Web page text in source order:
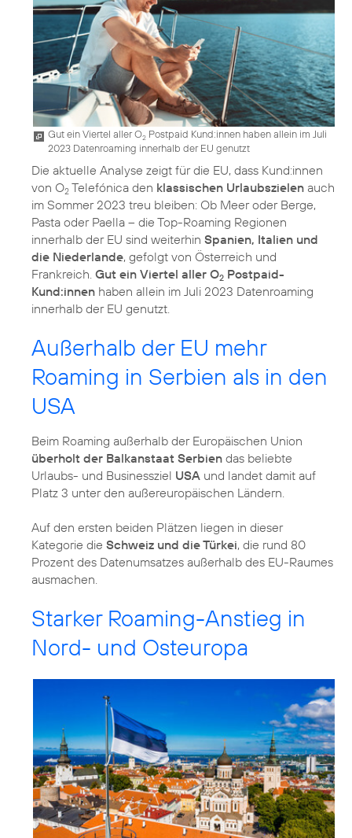
Gut ein Viertel aller O2 Postpaid Kund:innen haben allein im Juli
2023 Datenroaming innerhalb der EU genutzt
Die aktuelle Analyse zeigt für die EU, dass Kund:innen
von O2 Telefónica den klassischen Urlaubszielen auch
im Sommer 2023 treu bleiben: Ob Meer oder Berge,
Pasta oder Paella – die Top-Roaming Regionen
innerhalb der EU sind weiterhin Spanien, Italien und
die Niederlande, gefolgt von Österreich und
Frankreich. Gut ein Viertel aller O2 Postpaid-
Kund:innen haben allein im Juli 2023 Datenroaming
innerhalb der EU genutzt.
Außerhalb der EU mehr
Roaming in Serbien als in den
USA
Beim Roaming außerhalb der Europäischen Union
überholt der Balkanstaat Serbien das beliebte
Urlaubs- und Businessziel USA und landet damit auf
Platz 3 unter den außereuropäischen Ländern.
Auf den ersten beiden Plätzen liegen in dieser
Kategorie die Schweiz und die Türkei, die rund 80
Prozent des Datenumsatzes außerhalb des EU-Raumes
ausmachen.
Starker Roaming-Anstieg in
Nord- und Osteuropa